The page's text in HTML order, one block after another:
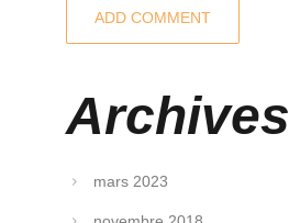
Archives
mars 2023